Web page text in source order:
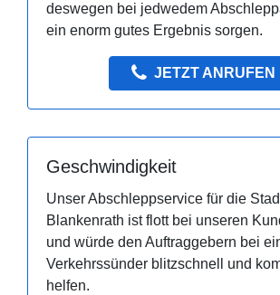
deswegen bei jedwedem
ein enorm gutes Ergebnis sorgen.
JETZT ANRUFEN
Geschwindigkeit
Unser Abschleppservice für die
Blankenrath ist flott bei unseren
und würde den Auftraggebern bei
Verkehrssünder blitzschnell und
helfen.